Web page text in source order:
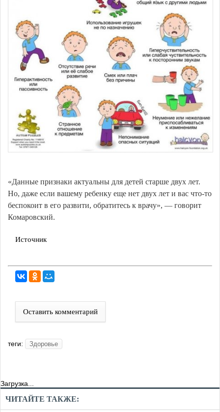
«Данные признаки актуальны для детей старше двух лет.
Но, даже если вашему ребенку еще нет двух лет и вас что-то
беспокоит в его развити, обратитесь к врачу», — говорит
Комаровский.
Источник
Оставить комментарий
теги: Здоровье
Загрузка...
ЧИТАЙТЕ ТАКЖЕ: